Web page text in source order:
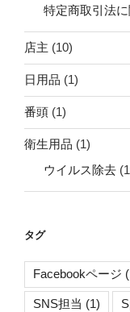
特定商取引法
店主 (10)
日用品 (1)
番頭 (1)
衛生用品 (1)
ウイルス除去
タグ
Facebookページ
SNS担当 (1)